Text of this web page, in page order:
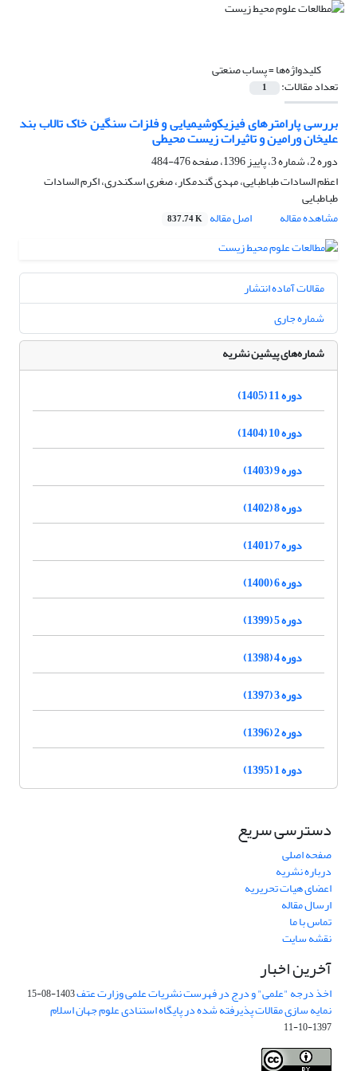
کلیدواژه‌ها =پساب صنعتی
تعداد مقالات: 1
بررسی پارامترهای فیزیکوشیمیایی و فلزات سنگین خاک تالاب بند
علیخان ورامین و تاثیرات زیست محیطی
دوره 2، شماره 3، پاییز 1396، صفحه
476-484
اعظم السادات طباطبایی، مهدی گندمکار، صغری اسکندری، اکرم السادات
طباطبایی
مشاهده مقاله
اصل مقاله 837.74 K
مقالات آماده انتشار
شماره جاری
شماره‌های پیشین نشریه
دوره 11 (1405)
دوره 10 (1404)
دوره 9 (1403)
دوره 8 (1402)
دوره 7 (1401)
دوره 6 (1400)
دوره 5 (1399)
دوره 4 (1398)
دوره 3 (1397)
دوره 2 (1396)
دوره 1 (1395)
دسترسی سریع
صفحه اصلی
درباره نشریه
اعضای هیات تحریریه
ارسال مقاله
تماس با ما
نقشه سایت
آخرین اخبار
اخذ درجه "علمی" و درج در فهرست نشریات علمی وزارت عتف1403-08-15
نمایه سازی مقالات پذیرفته شده در پایگاه استنادی علوم جهان اسلام
1397-10-11